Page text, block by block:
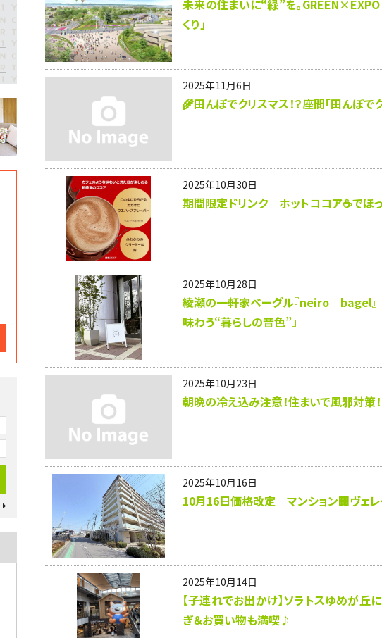
未来の住まいに“緑”を。
くり」
2025年11月6日
🌾田んぼでクリスマス！？座間「田んぼで
2025年10月30日
期間限定ドリンク ホットココア☕でほ
2025年10月28日
綾瀬の一軒家ベーグル『neiro bagel』
味わう“暮らしの音色”」
2025年10月23日
朝晩の冷え込み注意！住まいで風邪対策！
2025年10月16日
10月16日価格改定 マンション🏢ヴェレ
2025年10月14日
【子連れでお出かけ】ソラトスゆめが丘
ぎ＆お買い物も満喫♪